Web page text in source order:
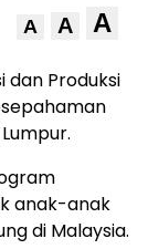
A A A
dan Produksi
anak-anak
di Malaysia.